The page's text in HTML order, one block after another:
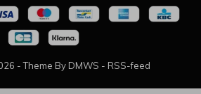
- Theme By DMWS - RSS-feed